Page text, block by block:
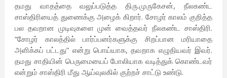
தமது வாதத்தை வலுப்படுத்த திரு.முருகேசன், நீலகண்ட
சாஸ்திரியைத் துணைக்கு அழைக் கிறார். சோழர் காலம் குறித்த
பல தவறான முடிவுகளை முன் வைத்தவர் நீலகண்ட சாஸ்திரி.
“சோழர் காலத்தில் பார்ப்பன‌ர்களுக்கு சிறப்பான மரியாதை
அளிக்கப் பட்டது” என்று பொய்யாக, தவறாக எழுதியவர் இவர்.
தமது சாதியின் பெருமையைப் போலியாக வடித்துக் கொண்டவர்
என்றும் சாஸ்திரி மீது ஆய்வுலகில் குற்றச் சாட்டு உண்டு.